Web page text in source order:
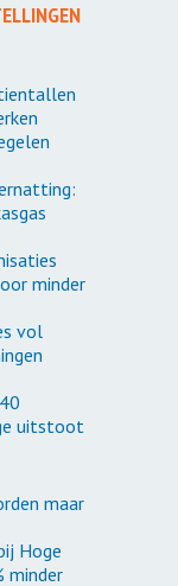
minder
vol
uitstoot
maar
Hoge
minder